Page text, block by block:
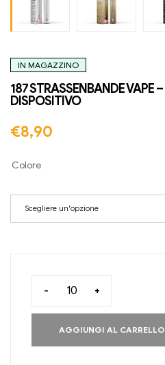
IN MAGAZZINO
187 STRASSENBANDE VAPE –
DISPOSITIVO
€8,90
Colore
Scegliere un'opzione
- +
AGGIUNGI AL CARRELLO